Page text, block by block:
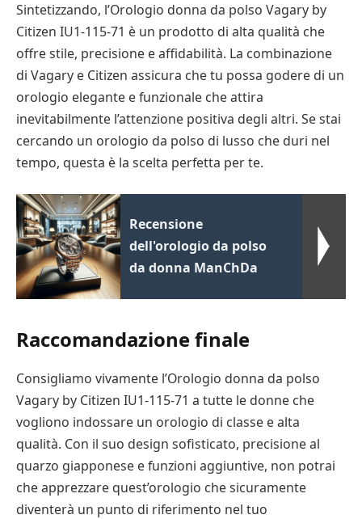
Sintetizzando, l’Orologio donna da polso Vagary by
Citizen IU1-115-71 è un prodotto di alta qualità che
offre stile, precisione e affidabilità. La combinazione
di Vagary e Citizen assicura che tu possa godere di un
orologio elegante e funzionale che attira
inevitabilmente l’attenzione positiva degli altri. Se stai
cercando un orologio da polso di lusso che duri nel
tempo, questa è la scelta perfetta per te.
Recensione
dell'orologio da polso
da donna ManChDa
Raccomandazione finale
Consigliamo vivamente l’Orologio donna da polso
Vagary by Citizen IU1-115-71 a tutte le donne che
vogliono indossare un orologio di classe e alta
qualità. Con il suo design sofisticato, precisione al
quarzo giapponese e funzioni aggiuntive, non potrai
che apprezzare quest’orologio che sicuramente
diventerà un punto di riferimento nel tuo